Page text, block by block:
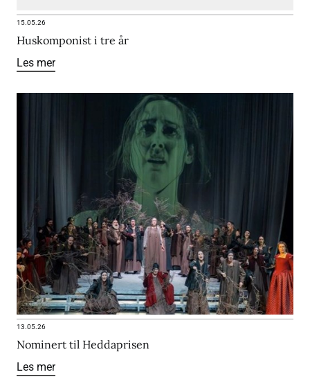
15.05.26
Huskomponist i tre år
Les mer
13.05.26
Nominert til Heddaprisen
Les mer